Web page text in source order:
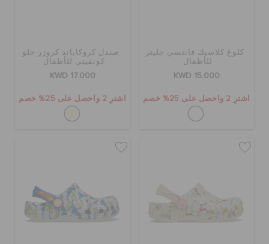
كلوغ كلاسيك فانتسي جليتر
للأطفال
KWD 15.000
اشترِ 2 واحصل على 25% خصم
صندل كروكاباند كروزر جلو
كونفيتي للأطفال
KWD 17.000
اشترِ 2 واحصل على 25% خصم